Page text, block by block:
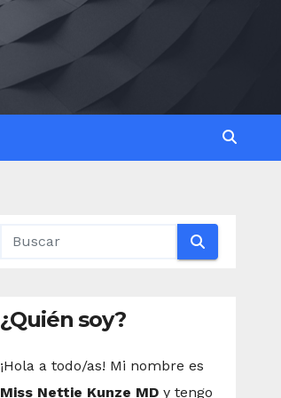
¿Quién soy?
¡Hola a todo/as! Mi nombre es
Miss Nettie Kunze MDy tengo